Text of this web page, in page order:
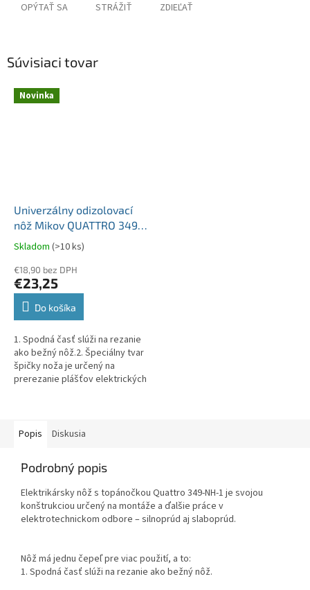
OPÝTAŤ SA STRÁŽIŤ ZDIEĽAŤ
Súvisiaci tovar
Novinka
Univerzálny odizolovací
nôž Mikov QUATTRO 349-
NH-1 červený V2409039
protišmyková rúčka
Skladom (>10 ks)
€18,90 bez DPH
€23,25
Do košíka
1. Spodná časť slúži na rezanie
ako bežný nôž.2. Špeciálny tvar
špičky noža je určený na
prerezanie plášťov elektrických
Popis Diskusia
Podrobný popis
Elektrikársky nôž s topánočkou Quattro 349-NH-1 je svojou
konštrukciou určený na montáže a ďalšie práce v
elektrotechnickom odbore – silnoprúd aj slaboprúd.
Nôž má jednu čepeľ pre viac použití, a to:
1. Spodná časť slúži na rezanie ako bežný nôž.